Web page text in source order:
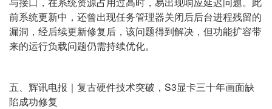
前系统更新中，还曾出现任务管理器关闭后后台进程残留的
漏洞，经后续更新修复后，该问题得到解决，但功能扩容带
来的运行负载问题仍需持续优化。
五、辉讯电报｜复古硬件技术突破，S3显卡三十年画面缺
陷成功修复